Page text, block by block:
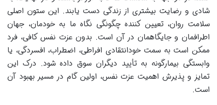
شادی و رضایت بیشتری از زندگی دست یابند. این ستون اصلی
سلامت روان، تعیین کننده چگونگی نگاه ما به خودمان، جهان
اطرافمان و جایگاهمان در آن است. بدون عزت نفس کافی، فرد
ممکن است به سمت خودانتقادی افراطی، اضطراب، افسردگی، یا
وابستگی بیمارگونه به تأیید دیگران سوق داده شود. درک این
تمایز و پذیرش اهمیت عزت نفس، اولین گام در مسیر بهبود آن
است.